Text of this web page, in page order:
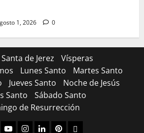
1, 2026 0
de Jerez
Vísperas
Lunes Santo
Martes Santo
Jueves Santo
Noche de Jesús
Santo
Sábado Santo
de Resurrección
YoutubeInstagram
LinkedPinterestDribbble